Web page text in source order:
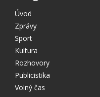
Úvod
Zprávy
Sport
Kultura
Rozhovory
Publicistika
Volný čas